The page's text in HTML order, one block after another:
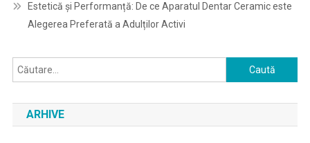
Estetică și Performanță: De ce Aparatul Dentar Ceramic este
Alegerea Preferată a Adulților Activi
Caută
după:
ARHIVE